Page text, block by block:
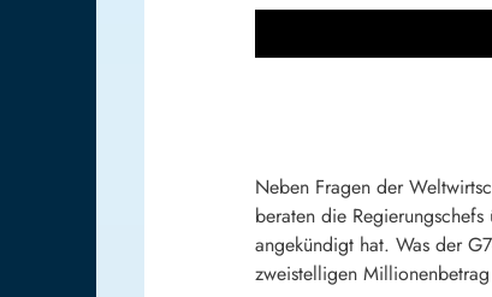
Neben Fragen der
beraten die
angekündigt hat. Was der
zweistelligen